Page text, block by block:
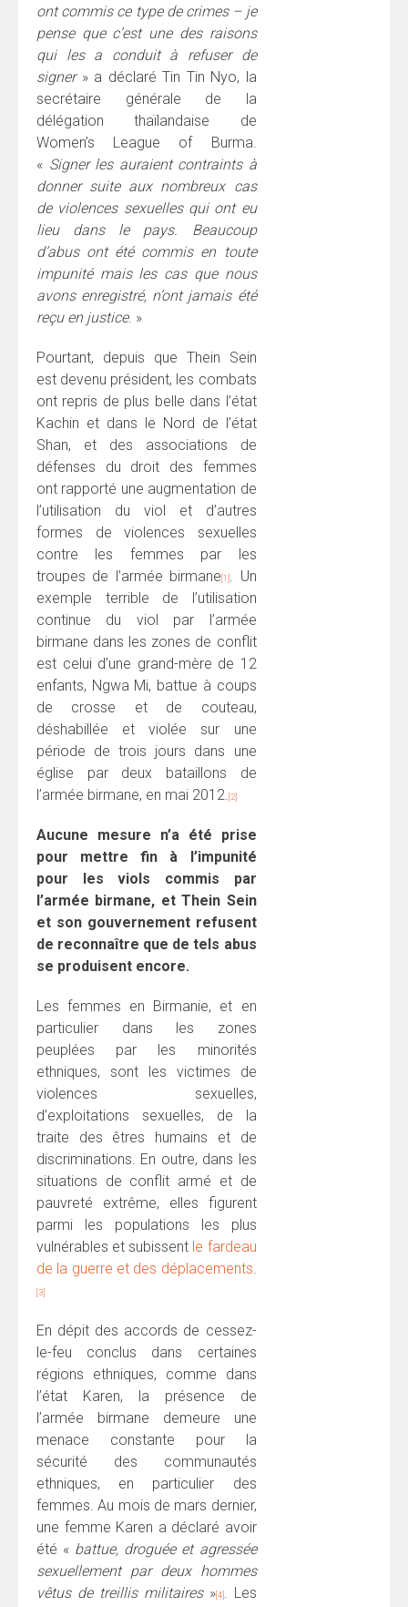
ont commis ce type de crimes – je
pense que c’est une des raisons
qui les a conduit à refuser de
signer» a déclaré Tin Tin Nyo, la
secrétaire générale de la
délégation thaïlandaise de
Women’s League of Burma.
« Signer les auraient contraints à
donner suite aux nombreux cas
de violences sexuelles qui ont eu
lieu dans le pays. Beaucoup
d’abus ont été commis en toute
impunité mais les cas que nous
avons enregistré, n’ont jamais été
reçu en justice. »
Pourtant, depuis que Thein Sein
est devenu président, les combats
ont repris de plus belle dans l’état
Kachin et dans le Nord de l’état
Shan, et des associations de
défenses du droit des femmes
ont rapporté une augmentation de
l’utilisation du viol et d’autres
formes de violences sexuelles
contre les femmes par les
troupes de l’armée birmane[1] . Un
exemple terrible de l’utilisation
continue du viol par l’armée
birmane dans les zones de conflit
est celui d’une grand-mère de 12
enfants, Ngwa Mi, battue à coups
de crosse et de couteau,
déshabillée et violée sur une
période de trois jours dans une
église par deux bataillons de
l’armée birmane, en mai 2012. [2]
Aucune mesure n’a été prise
pour mettre fin à l’impunité
pour les viols commis par
l’armée birmane, et Thein Sein
et son gouvernement refusent
de reconnaître que de tels abus
se produisent encore.
Les femmes en Birmanie, et en
particulier dans les zones
peuplées par les minorités
ethniques, sont les victimes de
violences sexuelles,
d’exploitations sexuelles, de la
traite des êtres humains et de
discriminations. En outre, dans les
situations de conflit armé et de
pauvreté extrême, elles figurent
parmi les populations les plus
vulnérables et subissent le fardeau
de la guerre et des déplacements.
[3]
En dépit des accords de cessez-
le-feu conclus dans certaines
régions ethniques, comme dans
l’état Karen, la présence de
l’armée birmane demeure une
menace constante pour la
sécurité des communautés
ethniques, en particulier des
femmes. Au mois de mars dernier,
une femme Karen a déclaré avoir
été « battue, droguée et agressée
sexuellement par deux hommes
vêtus de treillis militaires»[4]. Les